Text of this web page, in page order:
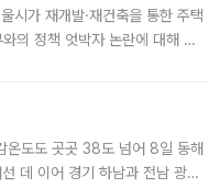
시가 재개발·재건축을 통한 주택
의 정책 엇박자 논란에 대해 정
도도 곳곳 38도 넘어 8일 동해
데 이어 경기 하남과 전남 광양